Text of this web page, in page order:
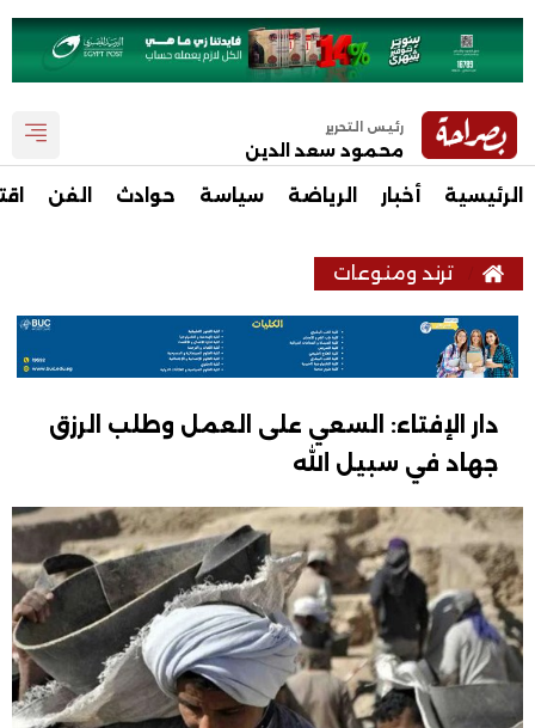
رئيس التحرير
محمود سعد الدين
الرئيسية أخبار الرياضة سياسة حوادث الفن
ترند ومنوعات
دار الإفتاء: السعي على العمل وطلب الرزق
جهاد في سبيل الله